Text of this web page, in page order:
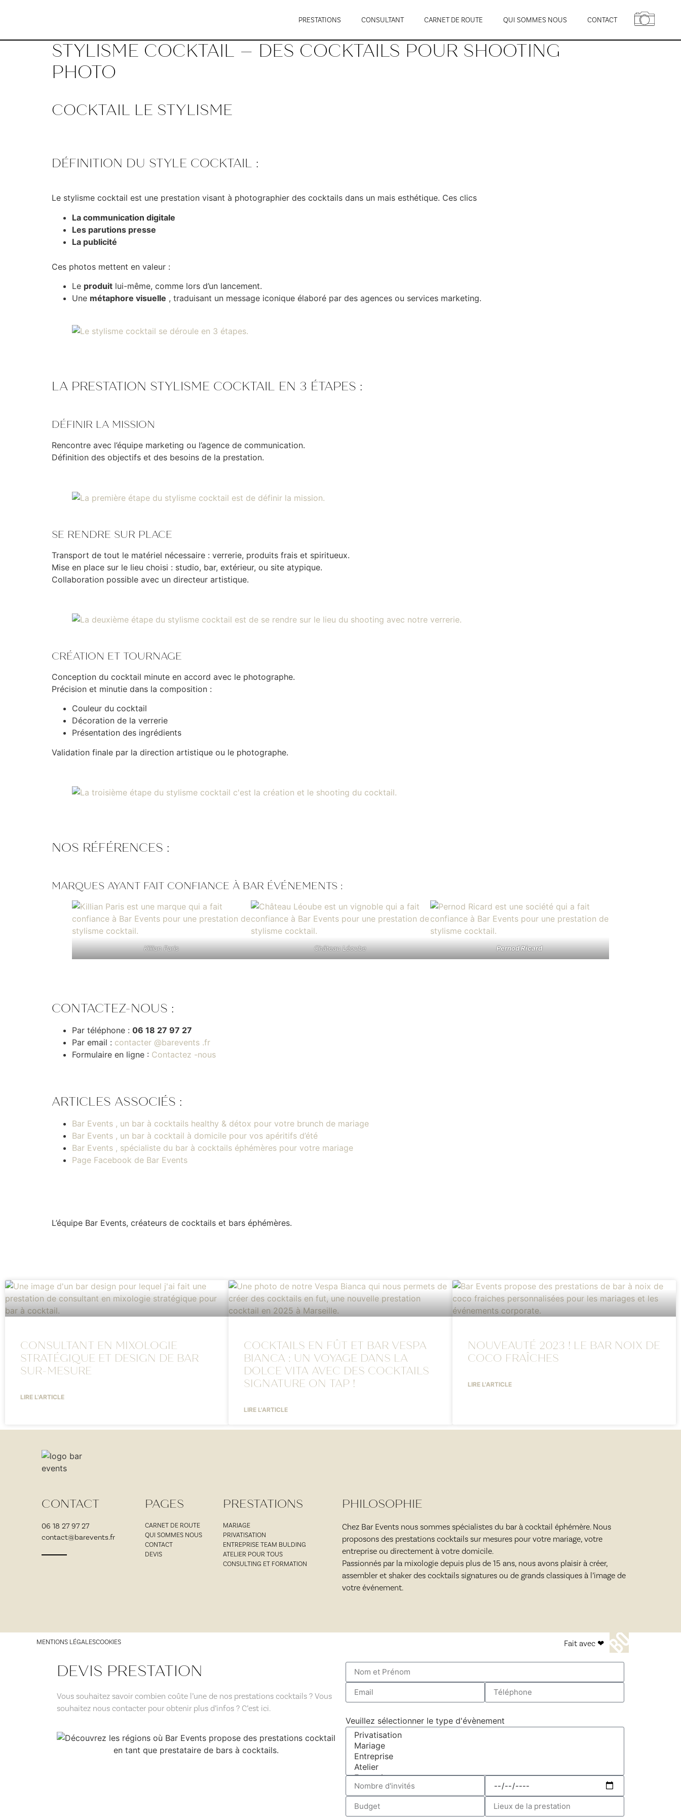
PRESTATIONS CONSULTANT CARNET DE ROUTE QUI SOMMES NOUS CONTACT
STYLISME COCKTAIL – DES COCKTAILS POUR SHOOTING
PHOTO
COCKTAIL LE STYLISME
DÉFINITION DU STYLE COCKTAIL :
Le stylisme cocktail est une prestation visant à photographier des cocktails dans un mais esthétique. Ces clics
La communication digitale
Les parutions presse
La publicité
Ces photos mettent en valeur :
Le produit lui-même, comme lors d’un lancement.
Une métaphore visuelle , traduisant un message iconique élaboré par des agences ou services marketing.
LA PRESTATION STYLISME COCKTAIL EN 3 ÉTAPES :
DÉFINIR LA MISSION
Rencontre avec l’équipe marketing ou l’agence de communication.
Définition des objectifs et des besoins de la prestation.
SE RENDRE SUR PLACE
Transport de tout le matériel nécessaire : verrerie, produits frais et spiritueux.
Mise en place sur le lieu choisi : studio, bar, extérieur, ou site atypique.
Collaboration possible avec un directeur artistique.
CRÉATION ET TOURNAGE
Conception du cocktail minute en accord avec le photographe.
Précision et minutie dans la composition :
Couleur du cocktail
Décoration de la verrerie
Présentation des ingrédients
Validation finale par la direction artistique ou le photographe.
NOS RÉFÉRENCES :
MARQUES AYANT FAIT CONFIANCE À BAR ÉVÉNEMENTS :
Killian Paris Château Léoube Pernod Ricard
CONTACTEZ-NOUS :
Par téléphone : 06 18 27 97 27
Par email : contacter @barevents .fr
Formulaire en ligne : Contactez -nous
ARTICLES ASSOCIÉS :
Bar Events , un bar à cocktails healthy & détox pour votre brunch de mariage
Bar Events , un bar à cocktail à domicile pour vos apéritifs d’été
Bar Events , spécialiste du bar à cocktails éphémères pour votre mariage
Page Facebook de Bar Events
L’équipe Bar Events, créateurs de cocktails et bars éphémères.
CONSULTANT EN MIXOLOGIE
STRATÉGIQUE ET DESIGN DE BAR
SUR-MESURE
LIRE L'ARTICLE
COCKTAILS EN FÛT ET BAR VESPA
BIANCA : UN VOYAGE DANS LA
DOLCE VITA AVEC DES COCKTAILS
SIGNATURE ON TAP !
LIRE L'ARTICLE
NOUVEAUTÉ 2023 ! LE BAR NOIX DE
COCO FRAÎCHES
LIRE L'ARTICLE
CONTACT
06 18 27 97 27
contact@barevents.fr
PAGES
CARNET DE ROUTE
QUI SOMMES NOUS
CONTACT
DEVIS
PRESTATIONS
MARIAGE
PRIVATISATION
ENTREPRISE TEAM BULDING
ATELIER POUR TOUS
CONSULTING ET FORMATION
PHILOSOPHIE
Chez Bar Events nous sommes spécialistes du bar à cocktail éphémère. Nous
proposons des prestations cocktails sur mesures pour votre mariage, votre
entreprise ou directement à votre domicile.
Passionnés par la mixologie depuis plus de 15 ans, nous avons plaisir à créer,
assembler et shaker des cocktails signatures ou de grands classiques à l’image de
votre événement.
MENTIONS LÉGALESCOOKIES Fait avec ❤
DEVIS PRESTATION
Vous souhaitez savoir combien coûte l’une de nos prestations cocktails ? Vous
souhaitez nous contacter pour obtenir plus d’infos ? C’est ici.
Veuillez sélectionner le type d'évènement